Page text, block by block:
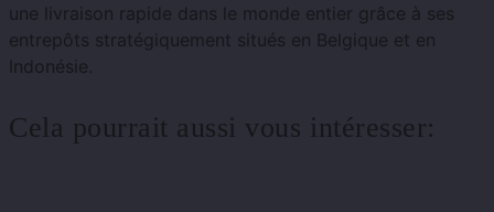
une livraison rapide dans le monde entier grâce à ses
entrepôts stratégiquement situés en Belgique et en
Indonésie.
Cela pourrait aussi vous intéresser: